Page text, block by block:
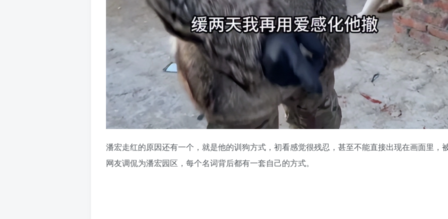
潘宏走红的原因还有一个，就是他的训狗方式，初看感觉很残忍，甚至不能直接出现在画面里，
网友调侃为潘宏园区，每个名词背后都有一套自己的方式。